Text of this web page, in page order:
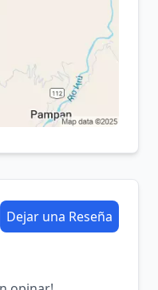
Dejar una Reseña